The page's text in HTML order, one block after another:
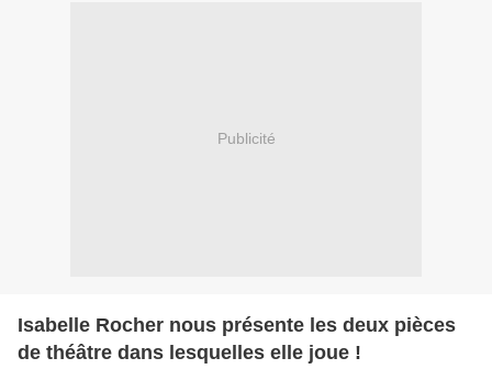
Publicité
Isabelle Rocher nous présente les deux pièces
de théâtre dans lesquelles elle joue !